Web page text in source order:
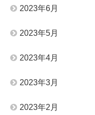
2023年6月
2023年5月
2023年4月
2023年3月
2023年2月